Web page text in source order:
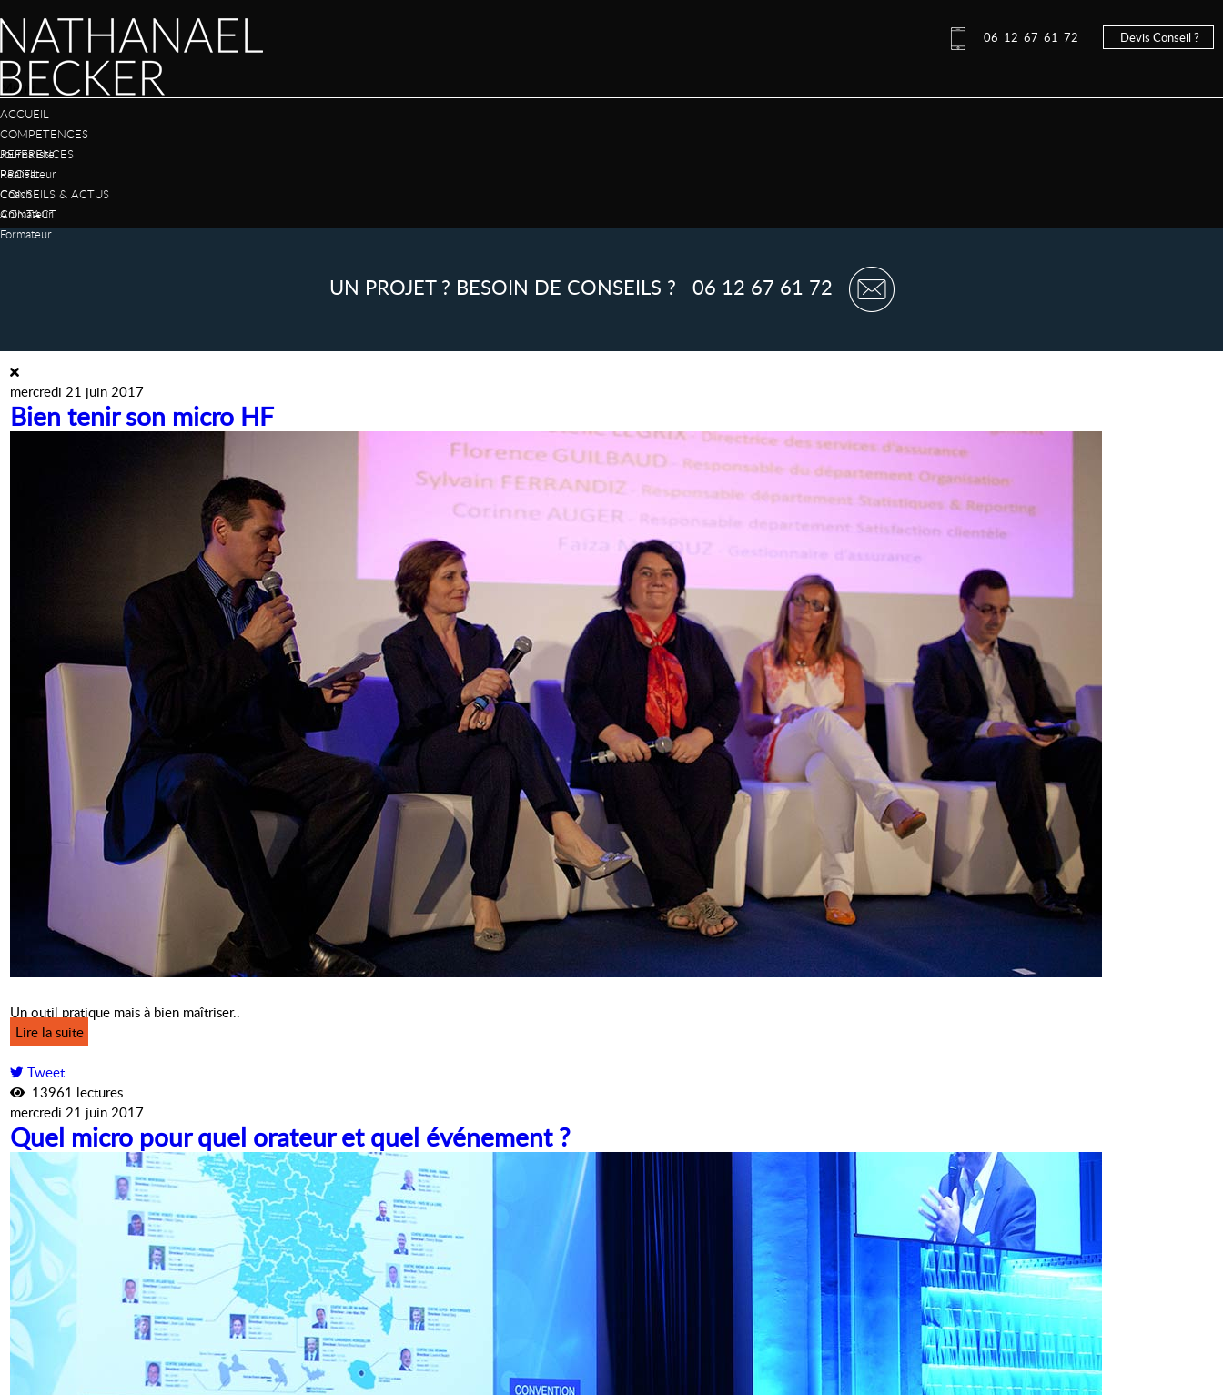
06 12 67 61 72 Devis Conseil ?
Menu
ACCUEIL
COMPETENCES
Journaliste
Réalisateur
Coach
Animateur
Formateur
REFERENCES
PROFIL
CONSEILS & ACTUS
CONTACT
UN PROJET ? BESOIN DE CONSEILS ? 06 12 67 61 72
mercredi 21 juin 2017
Bien tenir son micro HF
Un outil pratique mais à bien maîtriser..
Lire la suite
Tweet
13961 lectures
mercredi 21 juin 2017
Quel micro pour quel orateur et quel événement ?